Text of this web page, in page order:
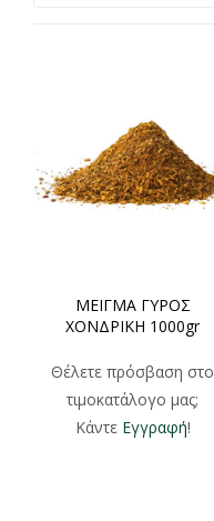
ΜΕΙΓΜΑ ΓΥΡΟΣ
ΧΟΝΔΡΙΚΗ 1000gr
Θέλετε πρόσβαση στο
τιμοκατάλογο μας;
Κάντε Εγγραφή!